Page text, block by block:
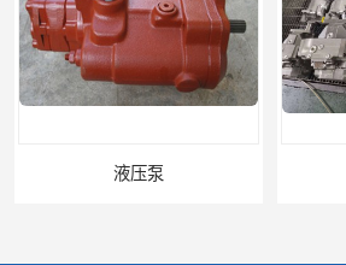
液压泵